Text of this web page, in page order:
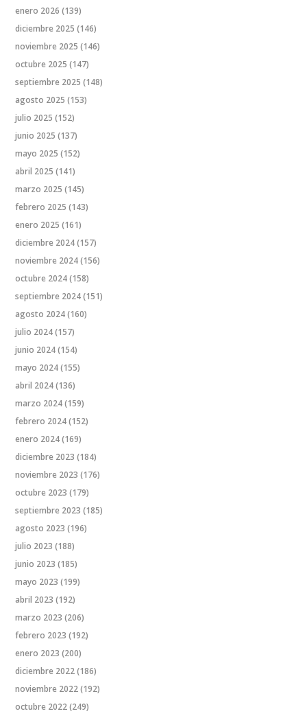
enero 2026 (139)
diciembre 2025 (146)
noviembre 2025 (146)
octubre 2025 (147)
septiembre 2025 (148)
agosto 2025 (153)
julio 2025 (152)
junio 2025 (137)
mayo 2025 (152)
abril 2025 (141)
marzo 2025 (145)
febrero 2025 (143)
enero 2025 (161)
diciembre 2024(157)
noviembre 2024(156)
octubre 2024(158)
septiembre 2024(151)
agosto 2024(160)
julio 2024(157)
junio 2024(154)
mayo 2024(155)
abril 2024(136)
marzo 2024(159)
febrero 2024(152)
enero 2024(169)
diciembre 2023 (184)
noviembre 2023 (176)
octubre 2023 (179)
septiembre 2023 (185)
agosto 2023 (196)
julio 2023 (188)
junio 2023 (185)
mayo 2023 (199)
abril 2023 (192)
marzo 2023 (206)
febrero 2023 (192)
enero 2023 (200)
diciembre 2022(186)
noviembre 2022(192)
octubre 2022(249)